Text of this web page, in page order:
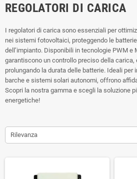
REGOLATORI DI CARICA
I regolatori di carica sono essenziali per
nei sistemi fotovoltaici, proteggendo le
dell’impianto. Disponibili in tecnologie PWM e
garantiscono un controllo preciso della
prolungando la durata delle batterie. Ideali per
barche e sistemi solari autonomi, offrono
Scopri la nostra gamma e scegli la soluzione
energetiche!
Rilevanza